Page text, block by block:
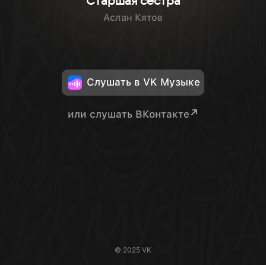
Аслан Кятов
Слушать в VK Музыке
или слушать ВКонтакте
© 2025 VK